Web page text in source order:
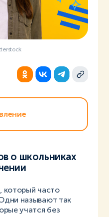
о школьниках
который часто
называют так
учатся без